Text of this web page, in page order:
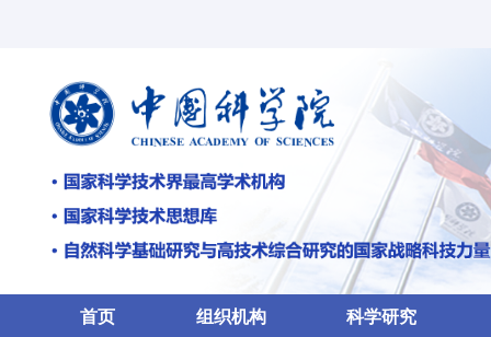
首页 组织机构 科学研究